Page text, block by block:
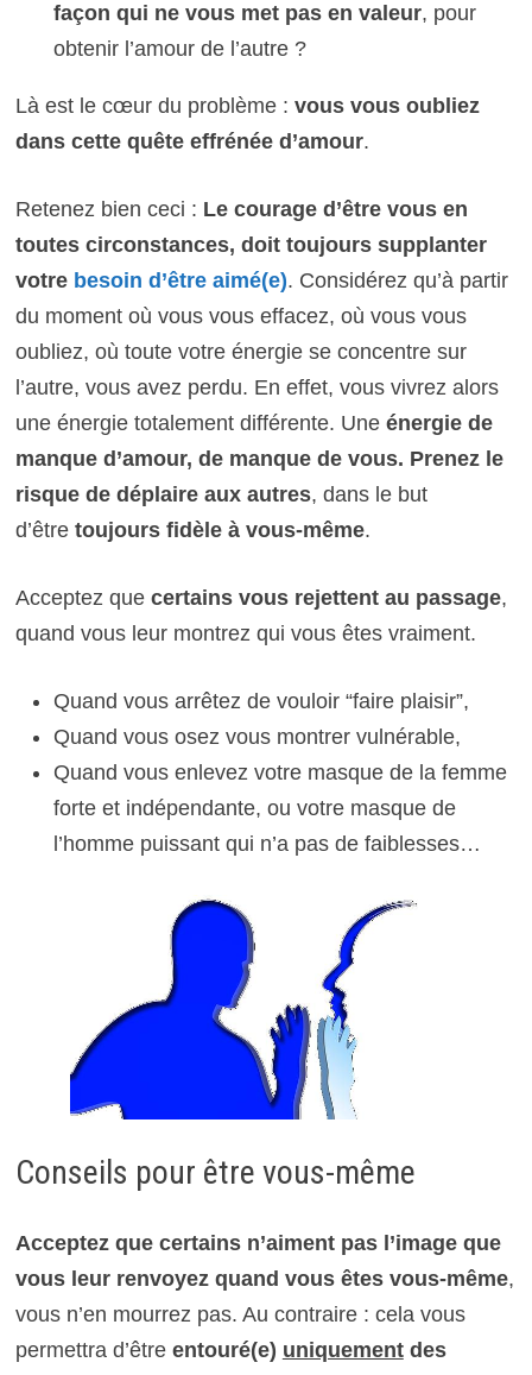
façon qui ne vous met pas en valeur, pour
obtenir l’amour de l’autre ?
Là est le cœur du problème : vous vous oubliez
dans cette quête effrénée d’amour.
Retenez bien ceci : Le courage d’être vous en
toutes circonstances, doit toujours supplanter
votre besoin d’être aimé(e). Considérez qu’à partir
du moment où vous vous effacez, où vous vous
oubliez, où toute votre énergie se concentre sur
l’autre, vous avez perdu. En effet, vous vivrez alors
une énergie totalement différente. Une énergie de
manque d’amour, de manque de vous. Prenez le
risque de déplaire aux autres, dans le but
d’êtretoujours fidèle à vous-même.
Acceptez que certains vous rejettent au passage,
quand vous leur montrez qui vous êtes vraiment.
Quand vous arrêtez de vouloir “faire plaisir”,
Quand vous osez vous montrer vulnérable,
Quand vous enlevez votre masque de la femme
forte et indépendante, ou votre masque de
l’homme puissant qui n’a pas de faiblesses…
Conseils pour être vous-même
Acceptez que certains n’aiment pas l’image que
vous leur renvoyez quand vous êtes vous-même,
vous n’en mourrez pas. Au contraire : cela vous
permettra d’être entouré(e) uniquementdes